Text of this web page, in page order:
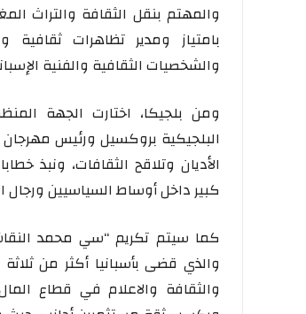
والمهتم بنقل الثقافة والتراث
بامتياز ومدير تظاهرات ثقافية
والشخصيات الثقافية والفنية
ومن بلجيكا، اختارت الجهة
البلجيكية بروكسيل ورئيس مهرجان
الأديان وتلاقح الثقافات، ونبذ
كبير داخل أوساط السياسيين ورجال
كما سيتم تكريم “سي محمد
والذي قضى بأسبانيا أكثر من
والثقافة والاعلام في قطاع